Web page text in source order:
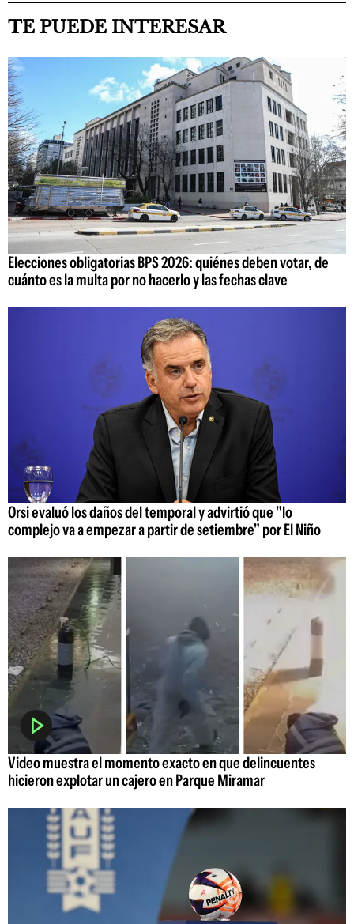
TE PUEDE INTERESAR
Elecciones obligatorias BPS 2026: quiénes deben votar, de
cuánto es la multa por no hacerlo y las fechas clave
Orsi evaluó los daños del temporal y advirtió que "lo
complejo va a empezar a partir de setiembre" por El Niño
Video muestra el momento exacto en que delincuentes
hicieron explotar un cajero en Parque Miramar